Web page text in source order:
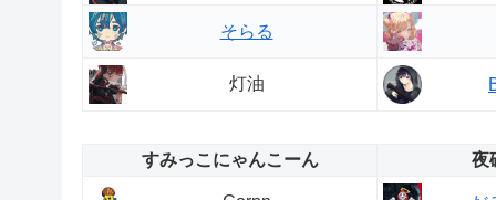
そらる
灯油
すみっこにゃんこーん 夜